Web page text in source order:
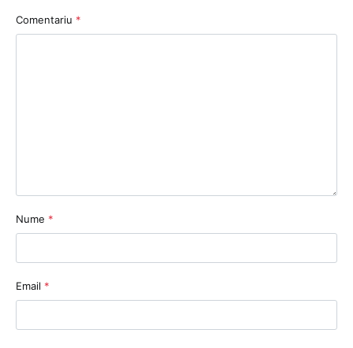
Comentariu *
Nume *
Email *